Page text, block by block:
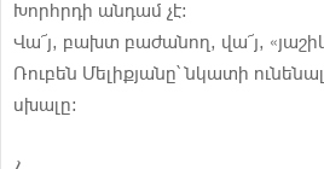
Խորհրդի անդամ չէ։
Վա՜յ, բախտ բաժանող, վա՜յ,
Ռուբեն Մելիքյանը՝ նկատի
սխալը։